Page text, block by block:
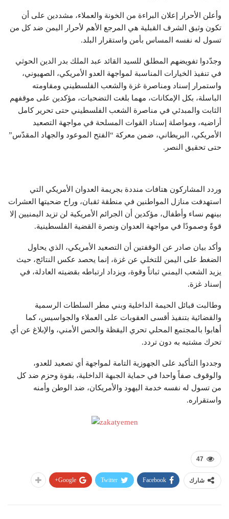
وأعلن الأحرار إعلان البراءة من الخونة والعملاء، مشددين على أن
تكون وثيق الشرف القبلية هي المرجع الأهم لأحرار اليمن ضد كل من
تسول له نفسه المساس بأمن واستقرار البلد.
وجدّدوا تفويضهم المطلق للسيد القائد عبد الملك بدر الدين الحوثي
في تنفيذ الخيارات المناسبة لمواجهة العدو الأمريكي، الصهيوني،
واستمرار إسناد ومناصرة غزة والشعب الفلسطيني ومقاومته
الباسلة، بكل الإمكانات، مهما بلغت التضحيات، مؤكدين على موقفهم
الثابت والمبدئي في مناصرة الشعب الفلسطيني حتى تحرير كامل
أراضيه، ومواصلة إسناد القوات المسلحة في مواجهة التصعيد
الأمريكي، البريطاني، ضمن معركة “الفتح الموعود والجهاد المقدّس”
حتى تحقيق النصر.
وردد المشاركون هتافات منددة بجريمة العدوان الأمريكي التي
استهدفت منازل المواطنين في منطقة ثقبان، وراح ضحيتها العشرات
بينهم نساء وأطفال، مؤكدين أن الجرائم الأمريكية لن تزيد اليمنيين إلا
قوةً وصمودًا في مواجهة العدوان ونصرة القضية الفلسطينية.
وأكد بيان صادر عن الوقفتين أن التصعيد الأمريكي، الذي يحاول
الضغط على اليمن للتخلي عن غزة، إنما يحصد عكس النتائج، حيث
يزيد الشعب اليمني ثباتاً وقوة، ويزداد ارتباطه بقضيته العادلة، في
إسناد غزة.
وطالبت قبائل الحيمة الداخلية وبني مطر السلطات الرسمية
والقضائية بتنفيذ أقسى العقوبات على العملاء والجواسيس، كما
أهابوا بالمجتمع المحلي تحري اليقظة والحس الأمني، والإبلاغ عن أي
تحرك مشتبه به دون تردد.
وجددوا التأكيد على الجهوزية التامة لمواجهة أي تصعيد للعدو،
والوقوف صفاً واحدا في حماية الجبهة الداخلية، بقوة وحزم ضد كل
من تسول له نفسه خدمة اليهود والأمريكان، ضد الوطن وأمنه
واستقراره.
47
شارك Facebook
Twitter
Google+